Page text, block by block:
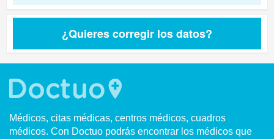
¿Quieres corregir los datos?
Médicos, citas médicas, centros médicos, cuadros
médicos. Con Doctuo podrás encontrar los médicos que